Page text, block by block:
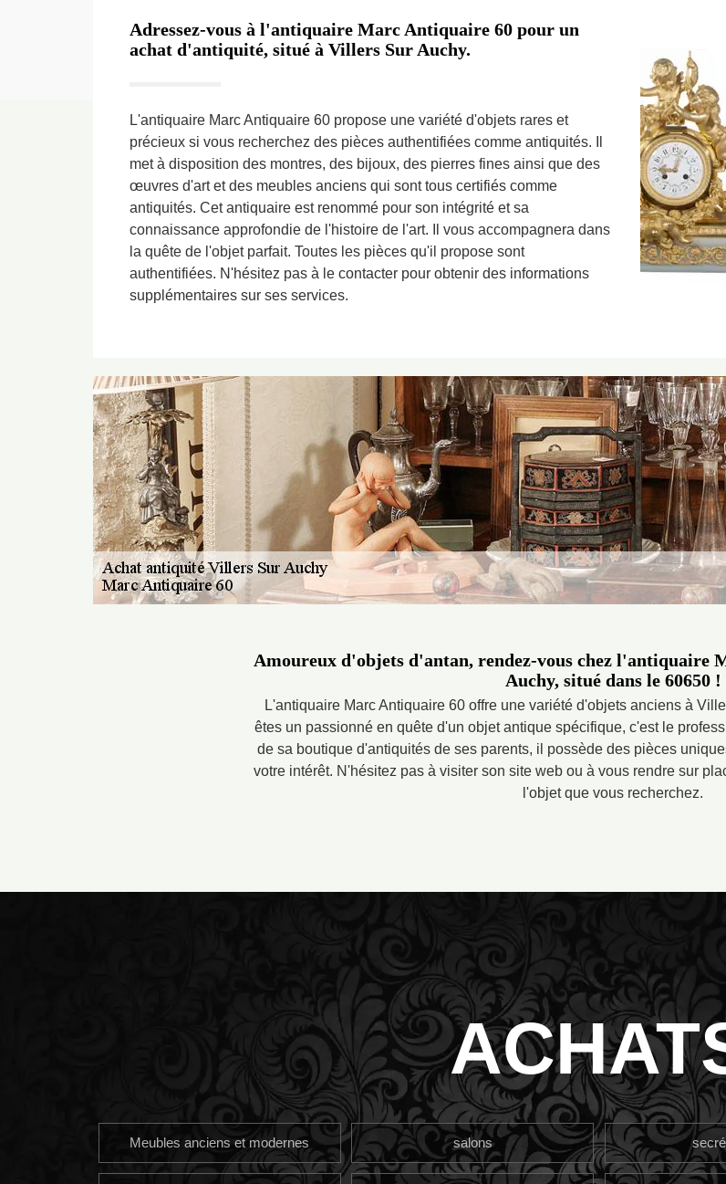
Adressez-vous à l'antiquaire Marc Antiquaire 60 pour un
achat d'antiquité, situé à Villers Sur Auchy.
L'antiquaire Marc Antiquaire 60 propose une variété d'objets rares et
précieux si vous recherchez des pièces authentifiées comme antiquités. Il
met à disposition des montres, des bijoux, des pierres fines ainsi que des
œuvres d'art et des meubles anciens qui sont tous certifiés comme
antiquités. Cet antiquaire est renommé pour son intégrité et sa
connaissance approfondie de l'histoire de l'art. Il vous accompagnera dans
la quête de l'objet parfait. Toutes les pièces qu'il propose sont
authentifiées. N'hésitez pas à le contacter pour obtenir des informations
supplémentaires sur ses services.
Amoureux d'objets d'antan, rendez-vous chez l'antiquaire
Auchy, situé dans le 60650 !
L'antiquaire Marc Antiquaire 60 offre une variété d'objets anciens à
êtes un passionné en quête d'un objet antique spécifique, c'est le
de sa boutique d'antiquités de ses parents, il possède des pièces
votre intérêt. N'hésitez pas à visiter son site web ou à vous rendre sur
l'objet que vous recherchez.
Meubles anciens et modernes salons